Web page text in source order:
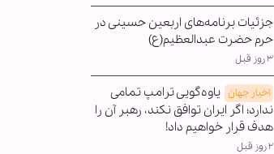
جزئیات برنامه‌های اربعین حسینی در
حرم حضرت عبدالعظیم(ع)
۳ روز قبل
اخبار جهان یاوه‌گویی ترامپ تمامی
ندارد؛ اگر ایران توافق نکند، رهبر آن را
هدف قرار خواهیم داد!
۲ روز قبل